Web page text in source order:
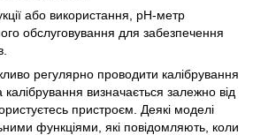
або використання, рН-метр
обслуговування для забезпечення
регулярно проводити калібрування
визначається залежно від
пристроєм. Деякі моделі
функціями, які повідомляють, коли